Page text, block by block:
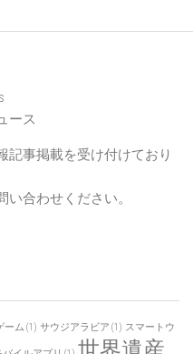
ース
記事掲載を受け付けており
い合わせください。
ーム (1) サウジアラビア (1) スマートウ